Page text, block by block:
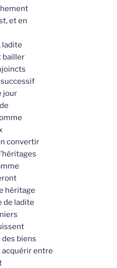
et en
ladite
bailler
jour
convertir
héritage
de ladite
biens
acquérir entre